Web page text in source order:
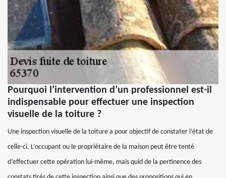
Pourquoi l’intervention d’un professionnel est-il
indispensable pour effectuer une inspection
visuelle de la toiture ?
Une inspection visuelle de la toiture a pour objectif de constater l’état de
celle-ci. L’occupant ou le propriétaire de la maison peut être tenté
d’effectuer cette opération lui-même, mais quid de la pertinence des